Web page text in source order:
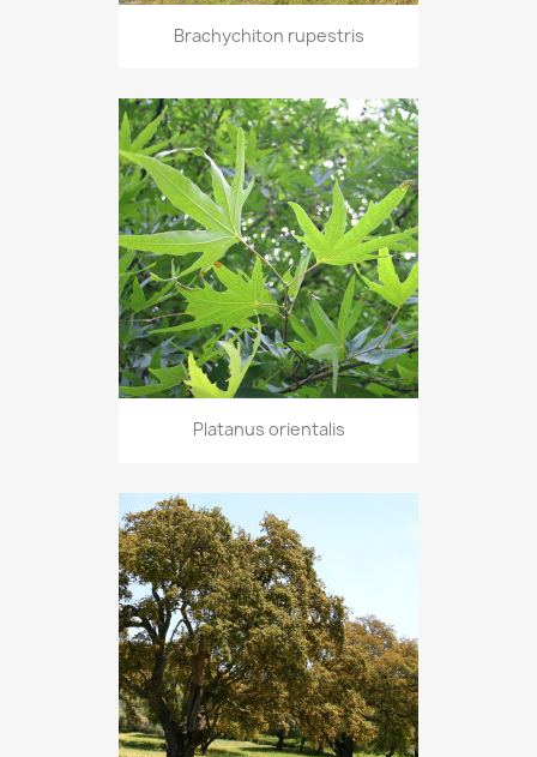
Brachychiton rupestris
Platanus orientalis